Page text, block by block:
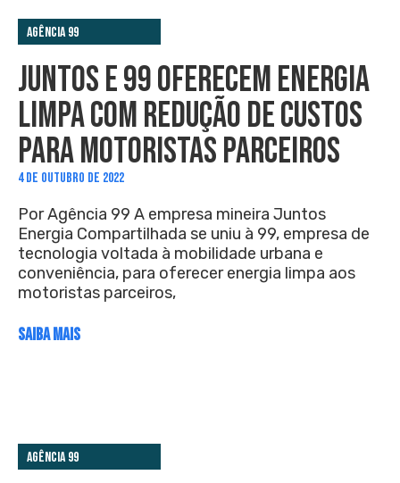
Agência 99
JUNTOS E 99 OFERECEM ENERGIA
LIMPA COM REDUÇÃO DE CUSTOS
PARA MOTORISTAS PARCEIROS
4 DE OUTUBRO DE 2022
Por Agência 99 A empresa mineira Juntos
Energia Compartilhada se uniu à 99, empresa de
tecnologia voltada à mobilidade urbana e
conveniência, para oferecer energia limpa aos
motoristas parceiros,
SAIBA MAIS
Agência 99